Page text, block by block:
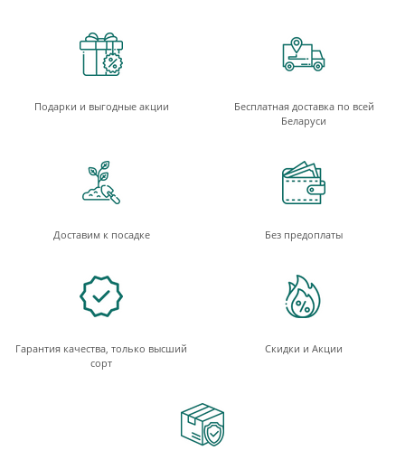
Подарки и выгодные акции
Бесплатная доставка по всей
Беларуси
Доставим к посадке Без предоплаты
Гарантия качества, только высший
сорт
Скидки и Акции